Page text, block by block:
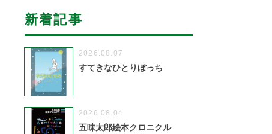
新着記事
2026.08.07
すてきなひとりぼっち
2026.08.04
五味太郎絵本クロニクル